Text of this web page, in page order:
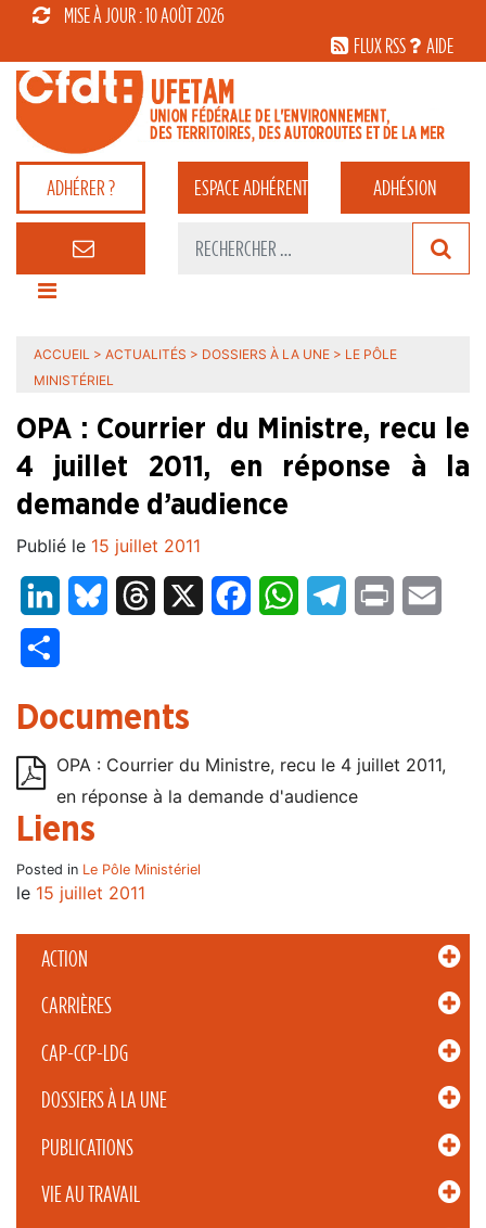
MISE À JOUR : 10 AOÛT 2026
FLUX RSS
AIDE
ADHÉRER ? ESPACEADHÉRENT ADHÉSION
ACTION
CARRIÈRES
CAP-CCP-LDG
DOSSIERS À LA UNE
PUBLICATIONS
VIE AU TRAVAIL
ACCUEIL > ACTUALITÉS > DOSSIERS À LA UNE > LE PÔLE
MINISTÉRIEL
OPA : Courrier du Ministre, recu le
4 juillet 2011, en réponse à la
demande d’audience
Publié le 15 juillet 2011
LinkedInBluesky Threads FacebookWhatsAppTelegram
Print
Documents
OPA : Courrier du Ministre, recu le 4 juillet 2011,
en réponse à la demande d'audience
Liens
Posted in Le Pôle Ministériel
le 15 juillet 2011